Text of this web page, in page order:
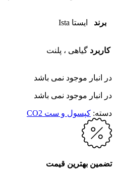
برند ایستا Ista
کاربرد گیاهی ، پلنت
در انبار موجود نمی باشد
در انبار موجود نمی باشد
دسته: کپسول و ست CO2
تضمین بهترین قیمت